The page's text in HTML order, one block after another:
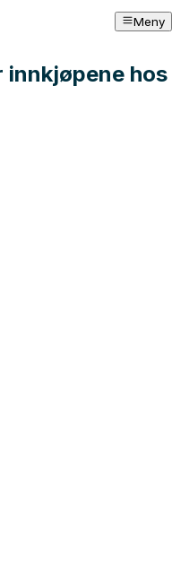
Meny
innkjøpene hos